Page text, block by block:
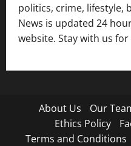
politics, crime, lifestyle,
News is updated 24
website. Stay with us
About Us Our
Ethics Policy
Terms and Conditions